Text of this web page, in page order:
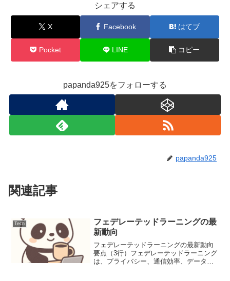
シェアする
X Facebook はてブ
Pocket LINE コピー
papanda925をフォローする
papanda925
関連記事
Tech
フェデレーテッドラーニングの最
新動向
フェデレーテッドラーニングの最新動向
要点（3行）フェデレーテッドラーニング
は、プライバシー、通信効率、データ異